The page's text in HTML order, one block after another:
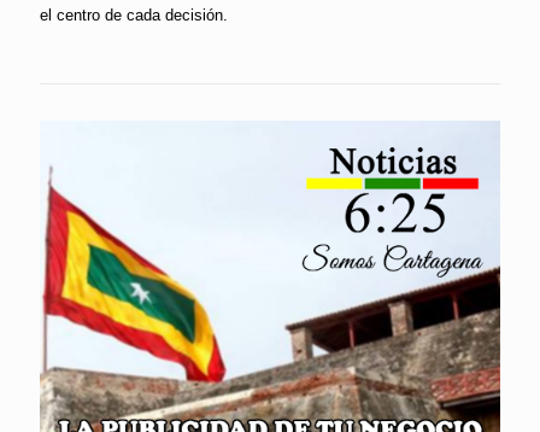
el centro de cada decisión.